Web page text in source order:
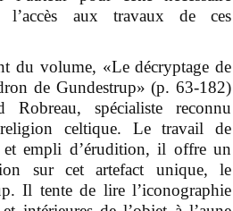
l’accès aux travaux de ces
du volume, «Le décryptage de
de Gundestrup» (p. 63-182)
spécialiste reconnu
celtique. Le travail de
et empli d’érudition, il offre un
sur cet artefact unique, le
Il tente de lire l’iconographie